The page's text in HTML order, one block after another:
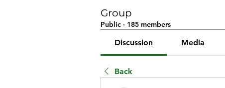
Group
Public · 185 members
Discussion Media
Back